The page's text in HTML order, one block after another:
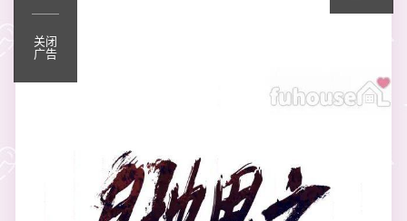
关闭
广告